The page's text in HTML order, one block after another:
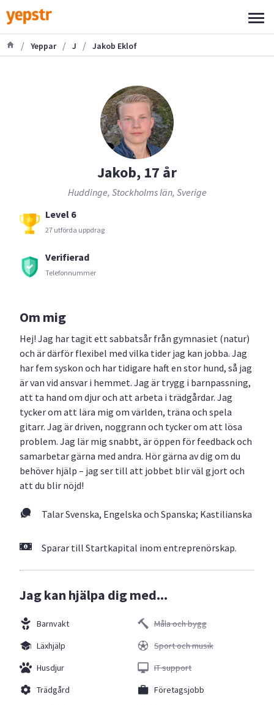
/ Yeppar / J / Jakob Eklof
Jakob, 17 år
Huddinge, Stockholms län, Sverige
Level 6
27 utförda uppdrag
Verifierad
Telefonnummer
Om mig
Hej! Jag har tagit ett sabbatsår från gymnasiet (natur)
och är därför flexibel med vilka tider jag kan jobba. Jag
har fem syskon och har tidigare haft en stor hund, så jag
är van vid ansvar i hemmet. Jag är trygg i barnpassning,
att ta hand om djur och att arbeta i trädgårdar. Jag
tycker om att lära mig om världen, träna och spela
gitarr. Jag är driven, noggrann och tycker om att lösa
problem. Jag lär mig snabbt, är öppen för feedback och
samarbetar gärna med andra. Hör gärna av dig om du
behöver hjälp – jag ser till att jobbet blir väl gjort och
att du blir nöjd!
Talar Svenska, Engelska och Spanska; Kastilianska
Sparar till Startkapital inom entreprenörskap.
Jag kan hjälpa dig med...
Barnvakt
Läxhjälp
Husdjur
Trädgård
Måla och bygg
Sport och musik
IT support
Företagsjobb